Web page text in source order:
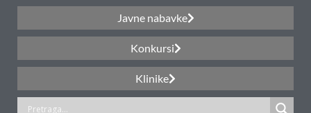
Javne nabavke
Konkursi
Klinike